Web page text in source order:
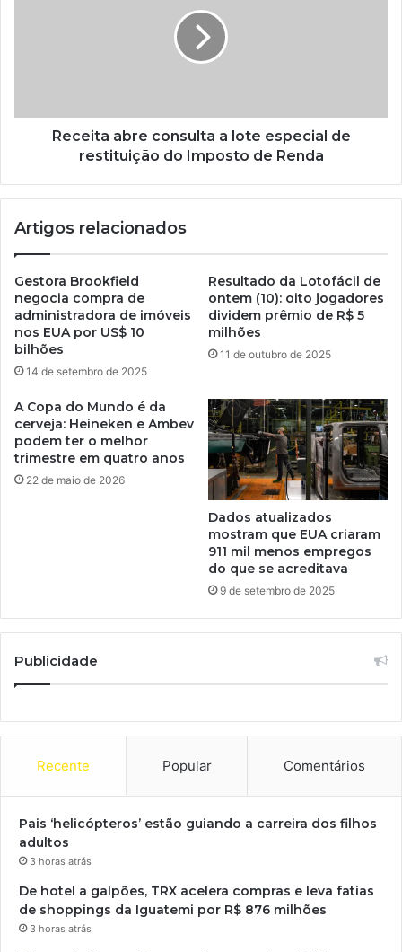
Receita abre consulta a lote especial de
restituição do Imposto de Renda
Artigos relacionados
Gestora Brookfield
negocia compra de
administradora de imóveis
nos EUA por US$ 10
bilhões
14 de setembro de 2025
Resultado da Lotofácil de
ontem (10): oito jogadores
dividem prêmio de R$ 5
milhões
11 de outubro de 2025
A Copa do Mundo é da
cerveja: Heineken e Ambev
podem ter o melhor
trimestre em quatro anos
22 de maio de 2026
Dados atualizados
mostram que EUA criaram
911 mil menos empregos
do que se acreditava
9 de setembro de 2025
Publicidade
Recente Popular Comentários
Pais ‘helicópteros’ estão guiando a carreira dos filhos
adultos
3 horas atrás
De hotel a galpões, TRX acelera compras e leva fatias
de shoppings da Iguatemi por R$ 876 milhões
3 horas atrás